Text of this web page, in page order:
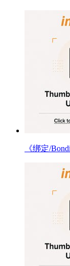
《绑定/